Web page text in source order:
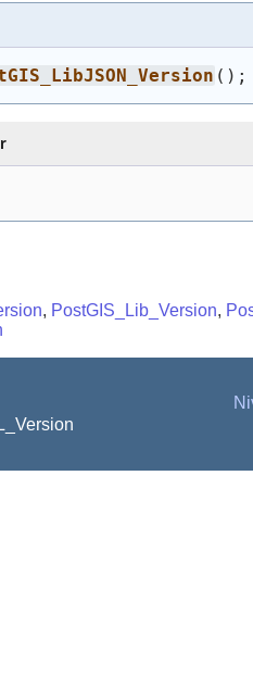
( ) ;
, PostGIS_Lib_Version,